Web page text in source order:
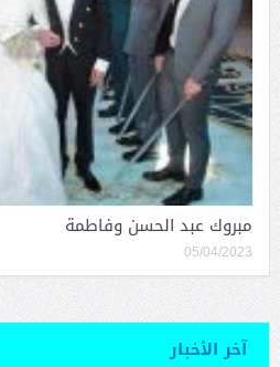
مبروك عبد الحسن وفاطمة
05/04/2023
آخر الأخبار